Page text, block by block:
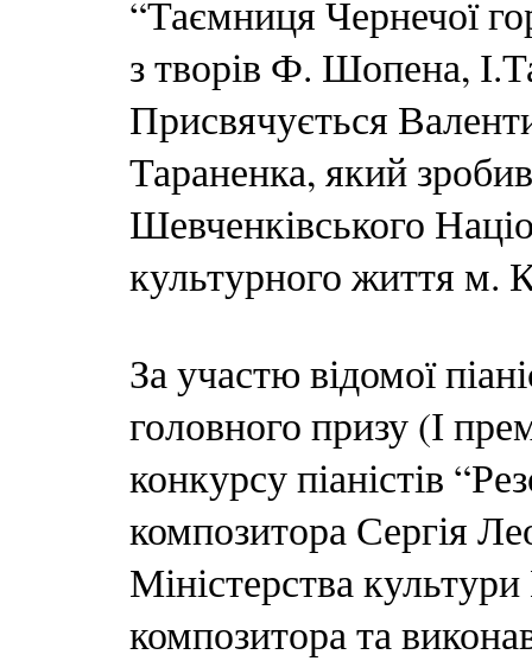
“Таємниця Чернечої
з творів Ф. Шопена,
Присвячується
Тараненка, який
Шевченківського
культурного життя м.
За участю відомої
головного призу (І
конкурсу піаністів
композитора Сергія
Міністерства
композитора та